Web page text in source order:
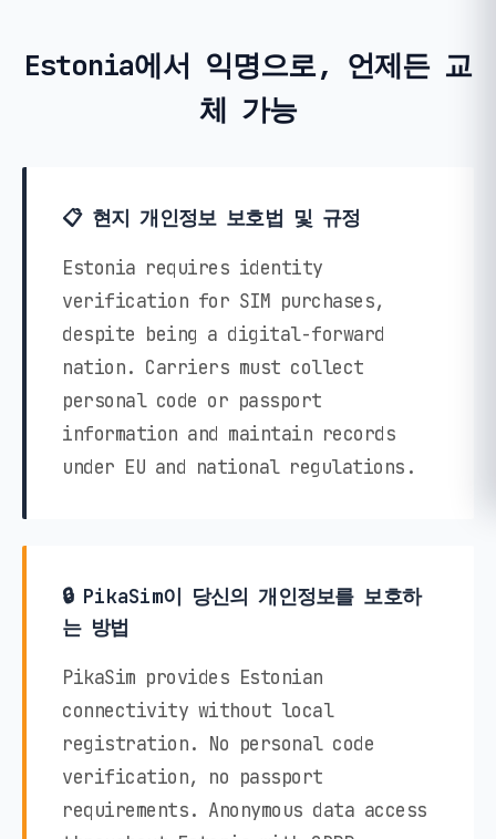
Estonia에서 익명으로, 언제든 교
체 가능
📋 현지 개인정보 보호법 및 규정
Estonia requires identity
verification for SIM purchases,
despite being a digital-forward
nation. Carriers must collect
personal code or passport
information and maintain records
under EU and national regulations.
🔒 PikaSim이 당신의 개인정보를 보호하
는 방법
PikaSim provides Estonian
connectivity without local
registration. No personal code
verification, no passport
requirements. Anonymous data access